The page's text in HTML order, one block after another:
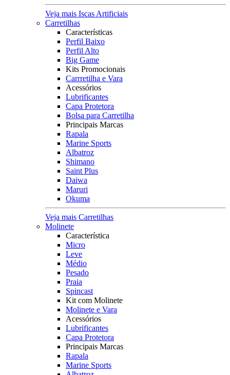
Veja mais Iscas Artificiais
Carretilhas
Características
Perfil Baixo
Perfil Alto
Big Game
Kits Promocionais
Carrretilha e Vara
Acessórios
Lubrificantes
Capa Protetora
Bolsa para Carretilha
Principais Marcas
Rapala
Marine Sports
Albatroz
Shimano
Saint Plus
Daiwa
Maruri
Okuma
Veja mais Carretilhas
Molinete
Característica
Micro
Leve
Médio
Pesado
Praia
Spincast
Kit com Molinete
Molinete e Vara
Acessórios
Lubrificantes
Capa Protetora
Principais Marcas
Rapala
Marine Sports